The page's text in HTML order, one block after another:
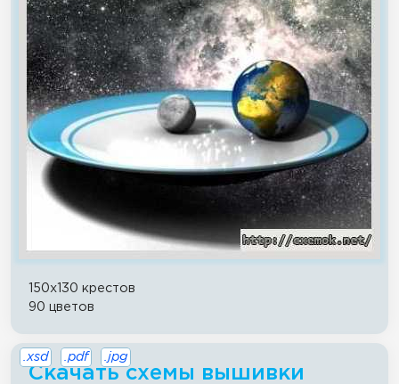
150x130 крестов
90 цветов
Скачать схемы вышивки
.xsd .pdf .jpg